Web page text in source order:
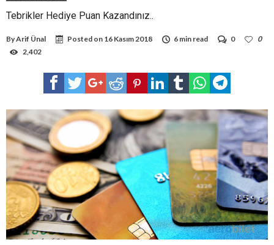
Tebrikler Hediye Puan Kazandınız..
ByArif Ünal Posted on 16 Kasım 2018 6 min read 0
0
2,402